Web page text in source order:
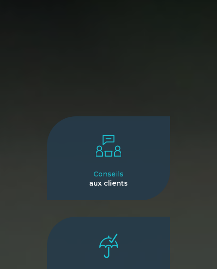
Conseils
aux clients